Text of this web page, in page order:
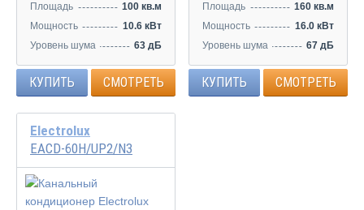
Площадь
100 кв.м
Мощность
10.6 кВт
Уровень шума
63 дБ
КУПИТЬ СМОТРЕТЬ
Площадь
160 кв.м
Мощность
16.0 кВт
Уровень шума
67 дБ
КУПИТЬ СМОТРЕТЬ
Electrolux
EACD-60H/UP2/N3